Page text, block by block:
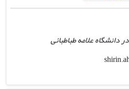
دانشگاه علامه طباطبائی